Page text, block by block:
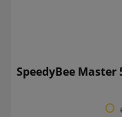
SpeedyBee Master